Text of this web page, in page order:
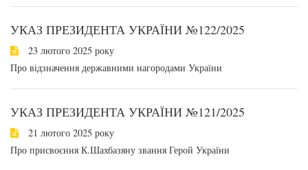
УКАЗ ПРЕЗИДЕНТА УКРАЇНИ №122/2025
23 лютого 2025 року
Про відзначення державними нагородами України
УКАЗ ПРЕЗИДЕНТА УКРАЇНИ №121/2025
21 лютого 2025 року
Про присвоєння К.Шахбазяну звання Герой України